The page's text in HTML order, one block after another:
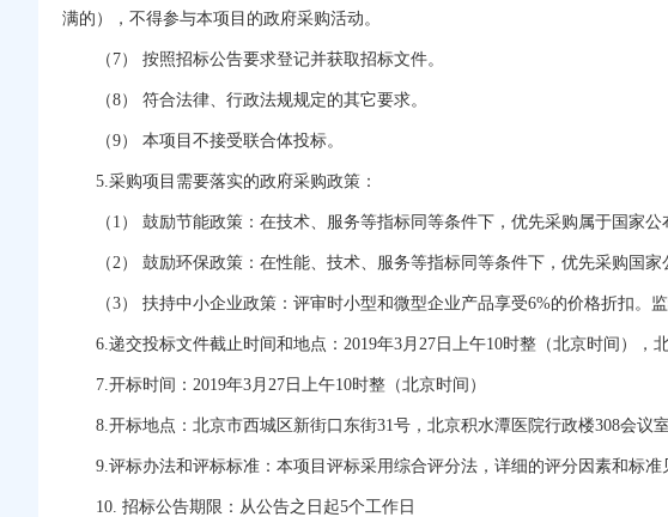
满的），不得参与本项目的政府采购活动。
（7） 按照招标公告要求登记并获取招标文件。
（8） 符合法律、行政法规规定的其它要求。
（9） 本项目不接受联合体投标。
5.采购项目需要落实的政府采购政策：
（1） 鼓励节能政策：在技术、服务等指标同等条件下，优先采购属于国家公
（2） 鼓励环保政策：在性能、技术、服务等指标同等条件下，优先采购国家
（3） 扶持中小企业政策：评审时小型和微型企业产品享受6%的价格折扣
6.递交投标文件截止时间和地点：2019年3月27日上午10时整（北京时间）
7.开标时间：2019年3月27日上午10时整（北京时间）
8.开标地点：北京市西城区新街口东街31号，北京积水潭医院行政楼308会议
9.评标办法和评标标准：本项目评标采用综合评分法，详细的评分因素和标准
10. 招标公告期限：从公告之日起5个工作日